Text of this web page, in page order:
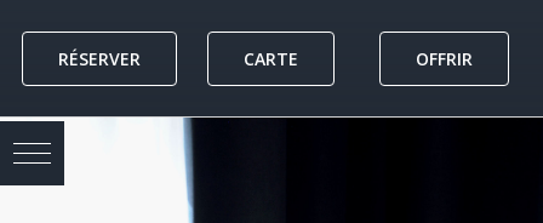
content
RÉSERVER CARTE OFFRIR